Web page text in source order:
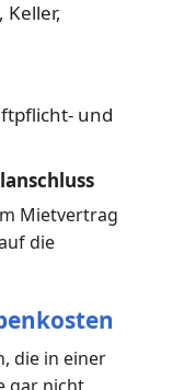
Keller,
und
Mietvertrag
die
die in einer